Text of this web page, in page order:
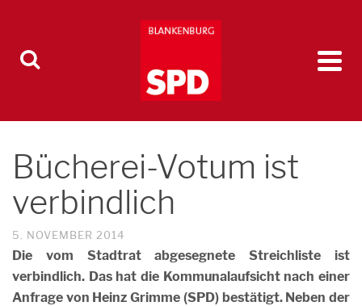
Bücherei-Votum ist
verbindlich
5. NOVEMBER 2014
Die vom Stadtrat abgesegnete Streichliste ist
verbindlich. Das hat die Kommunalaufsicht nach einer
Anfrage von Heinz Grimme (SPD) bestätigt. Neben der